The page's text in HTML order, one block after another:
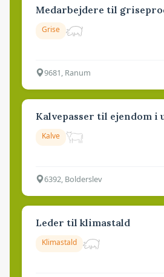
Medarbejdere til
Grise
9681, Ranum
Kalvepasser til ejendom i
Kalve
6392, Bolderslev
Leder til klimastald
Klimastald